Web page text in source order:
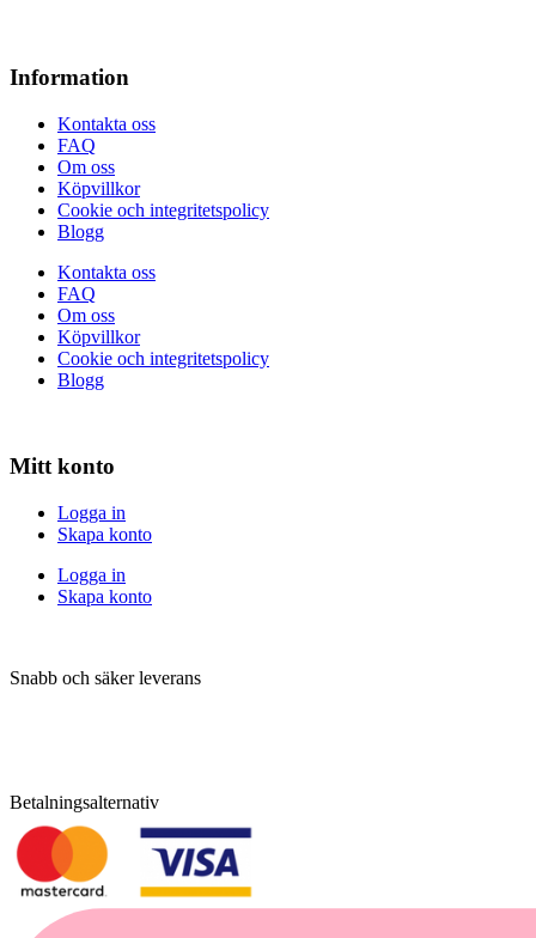
Information
Kontakta oss
FAQ
Om oss
Köpvillkor
Cookie och integritetspolicy
Blogg
Kontakta oss
FAQ
Om oss
Köpvillkor
Cookie och integritetspolicy
Blogg
Mitt konto
Logga in
Skapa konto
Logga in
Skapa konto
Snabb och säker leverans
Betalningsalternativ